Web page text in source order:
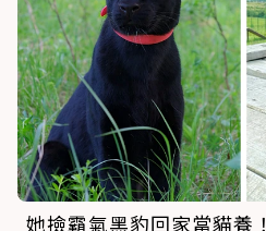
她撿霸氣黑豹
回家當貓養
黑喵 天天巴著媽媽撒嬌討